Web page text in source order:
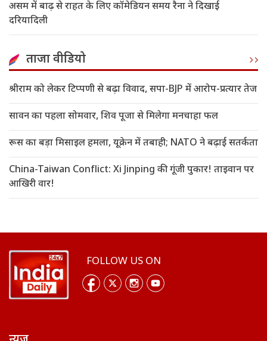
असम में बाढ़ से राहत के लिए कॉमेडियन समय रैना ने दिखाई
दरियादिली
ताजा वीडियो
श्रीराम को लेकर टिप्पणी से बढ़ा विवाद, सपा-BJP में आरोप-प्रत्यार तेज
सावन का पहला सोमवार, शिव पूजा से मिलेगा मनचाहा फल
रूस का बड़ा मिसाइल हमला, यूक्रेन में तबाही; NATO ने बढ़ाई सतर्कता
China-Taiwan Conflict: Xi Jinping की गूंजी पुकार! ताइवान पर
आखिरी वार!
FOLLOW US ON